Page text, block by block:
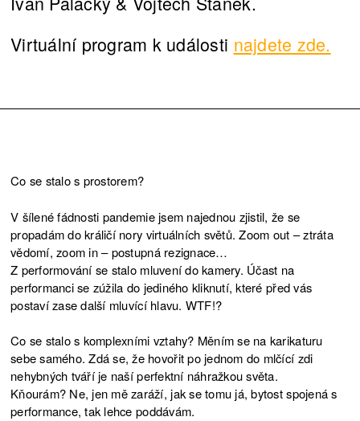
Virtuální program k události najdete zde.
Co se stalo s prostorem?
V šílené fádnosti pandemie jsem najednou zjistil, že se
propadám do králičí nory virtuálních světů. Zoom out – ztráta
vědomí, zoom in – postupná rezignace…
Z performování se stalo mluvení do kamery. Účast na
performanci se zúžila do jediného kliknutí, které před vás
postaví zase další mluvící hlavu. WTF!?
Co se stalo s komplexními vztahy? Měním se na karikaturu
sebe samého. Zdá se, že hovořit po jednom do mlčící zdi
nehybných tváří je naší perfektní náhražkou světa.
Kňourám? Ne, jen mě zaráží, jak se tomu já, bytost spojená s
performance, tak lehce poddávám.